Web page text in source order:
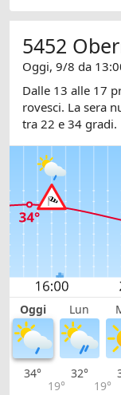
5452
Oggi, 9/8 da
Dalle 13 alle 17
rovesci. La sera
tra 22 e 34 gradi.
Oggi Lun
34°
19°
32°
19°